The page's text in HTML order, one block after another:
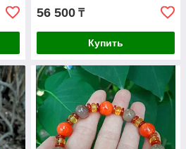
56 500 ₸
Купить